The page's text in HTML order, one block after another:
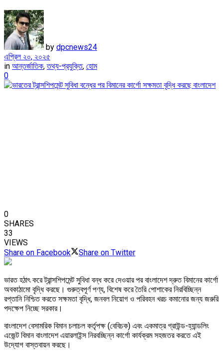
by dpcnews24
এপ্রিল ২০, ২০২৫
in আন্তর্জাতিক,তথ্য-প্রযুক্তি, হোম
0
0
SHARES
33
VIEWS
Share on Facebook
Share on Twitter
ভারত হঠাৎ করে ট্রান্সশিপমেন্ট সুবিধা বন্ধ করে দেওয়ার পর বাংলাদেশ দ্রুত বিমানের কার্গো
অবকাঠামো বৃদ্ধি করছে। গুরুত্বপূর্ণ পণ্য, বিশেষ করে তৈরি পোশাকের নিরবিচ্ছিন্ন
রপ্তানি নিশ্চিত করতে সক্ষমতা বৃদ্ধি, জনবল নিয়োগ ও পরিবহন খরচ কমানোর জন্য জরুরি
পদক্ষেপ নিচ্ছে সরকার।
বাংলাদেশ বেসামরিক বিমান চলাচল কর্তৃপক্ষ (বেবিচক) এবং একমাত্র গ্রাউন্ড-হ্যান্ডলিং
এজেন্ট বিমান বাংলাদেশ এয়ারলাইন্স নিরবচ্ছিন্ন কার্গো কার্যক্রম সহজতর করতে এই
উদ্যোগ বাস্তবায়ন করছে।